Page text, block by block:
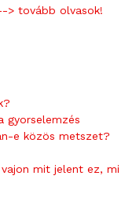
> tovább olvasok!
gyorselemzés
e közös metszet?
mit jelent ez, mi